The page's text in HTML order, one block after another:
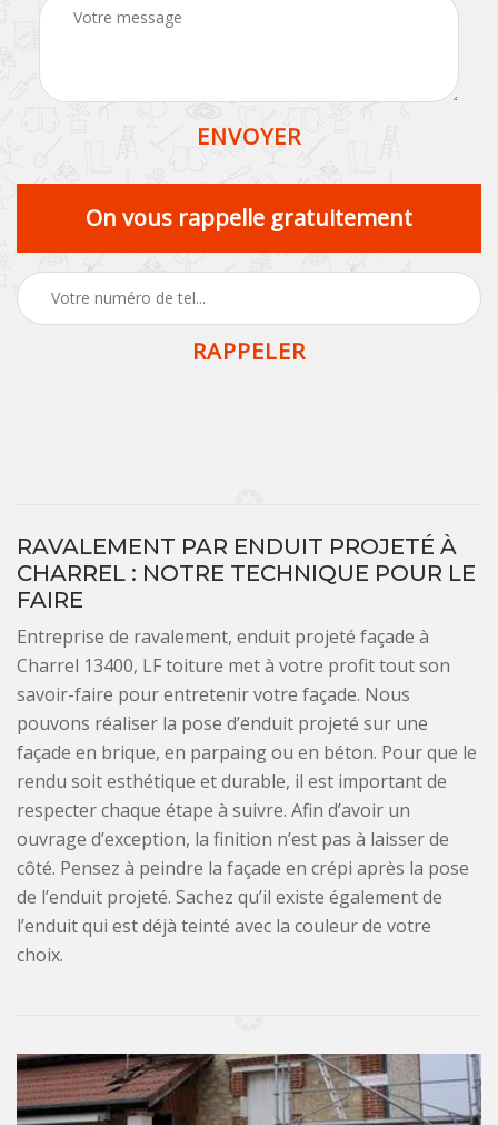
On vous rappelle gratuitement
RAVALEMENT PAR ENDUIT PROJETÉ À
CHARREL : NOTRE TECHNIQUE POUR LE
FAIRE
Entreprise de ravalement, enduit projeté façade à
Charrel 13400, LF toiture met à votre profit tout son
savoir-faire pour entretenir votre façade. Nous
pouvons réaliser la pose d’enduit projeté sur une
façade en brique, en parpaing ou en béton. Pour que le
rendu soit esthétique et durable, il est important de
respecter chaque étape à suivre. Afin d’avoir un
ouvrage d’exception, la finition n’est pas à laisser de
côté. Pensez à peindre la façade en crépi après la pose
de l’enduit projeté. Sachez qu’il existe également de
l’enduit qui est déjà teinté avec la couleur de votre
choix.